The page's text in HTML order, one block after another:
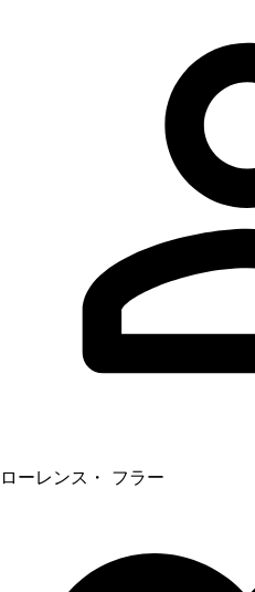
ローレンス・ フラー